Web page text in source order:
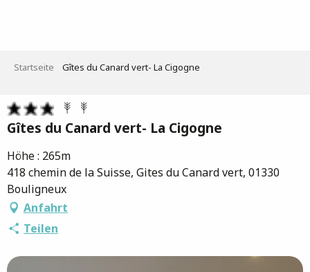
Startseite Gîtes du Canard vert- La Cigogne
Gîtes du Canard vert- La Cigogne
Höhe : 265m
418 chemin de la Suisse, Gites du Canard vert, 01330
Bouligneux
Anfahrt
Teilen